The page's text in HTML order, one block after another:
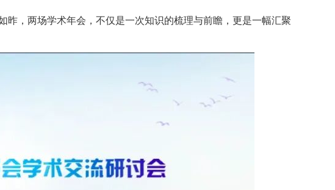
，两场学术年会，不仅是一次知识的梳理与前瞻，更是一幅汇聚